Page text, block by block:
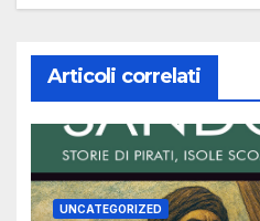
Articoli correlati
UNCATEGORIZED